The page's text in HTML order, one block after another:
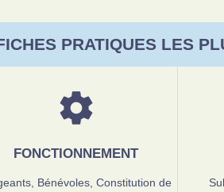
PRATIQUES LES
settings
FONCTIONNEMENT
Bénévoles,Constitution de